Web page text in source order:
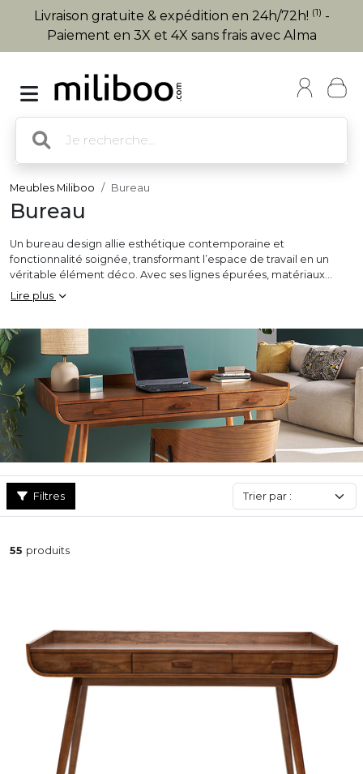
Livraison gratuite & expédition en 24h/72h! (1) -
Paiement en 3X et 4X sans frais avec Alma
Meubles Miliboo Bureau
Bureau
Un bureau design allie esthétique contemporaine et
fonctionnalité soignée, transformant l’espace de travail en un
véritable élément déco. Avec ses lignes épurées, matériaux
nobles et finitions élégantes, ce type de
parfaitement dans des intérieurs modernes, minimalistes,
bien laqué, le bureau design peut être doté de rangement
discret, d’un piètement original ou d’un plateau finement
travaillé, selon le style recherché. Il convient aussi bien pour un
bureau à domicile, une chambre ou un espace créatif, en
apportant une touche de sophistication. À la fois pratique et
raffiné, le bureau design est idéal pour ceux qui veulent un
meuble à la fois ergonomique et stylé, capable de s’harmoniser
avec une décoration contemporaine tout en affirmant une vraie
personnalité.
Lire plus
Filtres
55 produits